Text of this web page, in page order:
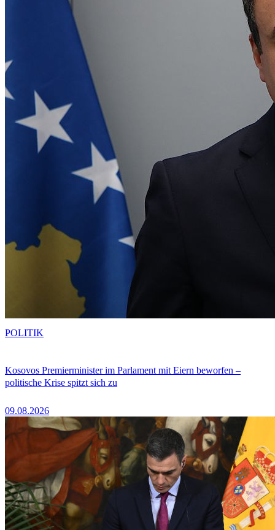
Kosovos Premierminister im Parlament mit Eiern beworfen –
politische Krise spitzt sich zu
09.08.2026
POLITIK